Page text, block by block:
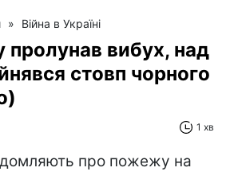
» Війна в Україні
пролунав вибух, над
стовп чорного
1 хв
про пожежу на